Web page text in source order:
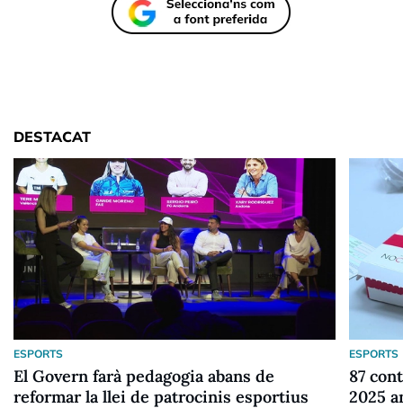
DESTACAT
ESPORTS
El Govern farà pedagogia abans de
reformar la llei de patrocinis esportius
ESPORTS
87
2025